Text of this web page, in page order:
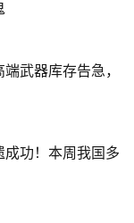
武器库存告急，
成功！本周我国多